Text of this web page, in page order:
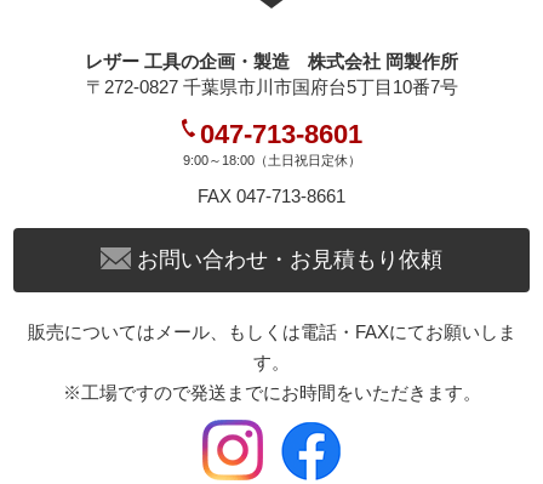
レザー 工具の企画・製造 株式会社 岡製作所
〒272-0827 千葉県市川市国府台5丁目10番7号
047-713-8601
9:00～18:00（土日祝日定休）
FAX 047-713-8661
お問い合わせ・お見積もり依頼
販売についてはメール、もしくは電話・FAXにてお願いしま
す。
※工場ですので発送までにお時間をいただきます。